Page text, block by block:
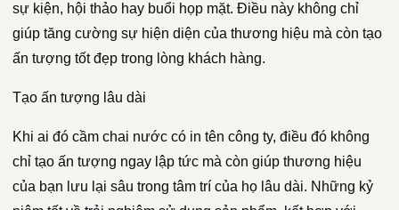
sự kiện, hội thảo hay buổi họp mặt. Điều này không chỉ
giúp tăng cường sự hiện diện của thương hiệu mà còn tạo
ấn tượng tốt đẹp trong lòng khách hàng.
Tạo ấn tượng lâu dài
Khi ai đó cầm chai nước có in tên công ty, điều đó không
chỉ tạo ấn tượng ngay lập tức mà còn giúp thương hiệu
của bạn lưu lại sâu trong tâm trí của họ lâu dài. Những kỷ